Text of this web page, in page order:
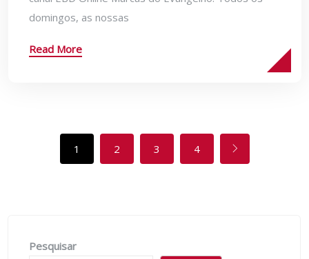
domingos, as nossas
Read More
1 2 3 4
Pesquisar